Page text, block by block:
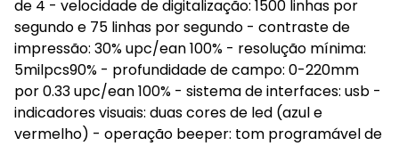
de 4 - velocidade de digitalização: 1500 linhas por
segundo e 75 linhas por segundo - contraste de
impressão: 30% upc/ean 100% - resolução mínima:
5milpcs90% - profundidade de campo: 0-220mm
por 0.33 upc/ean 100% - sistema de interfaces: usb -
indicadores visuais: duas cores de led (azul e
vermelho) - operação beeper: tom programável de